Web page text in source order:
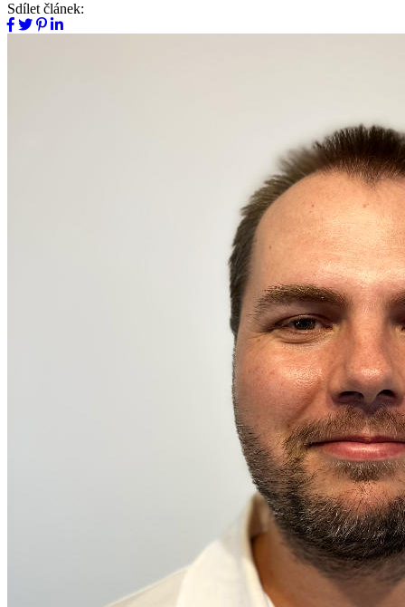
Sdílet článek: